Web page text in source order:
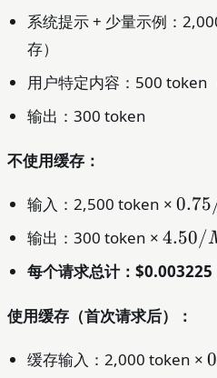
系统提示 + 少量示例：
存）
用户特定内容：500 token
输出：300 token
不使用缓存：
输入：2,500 token ×
输出：300 token × 4.50/
4.50/
每个请求总计：$0.003225
使用缓存（首次请求后）：
缓存输入：2,000 token ×